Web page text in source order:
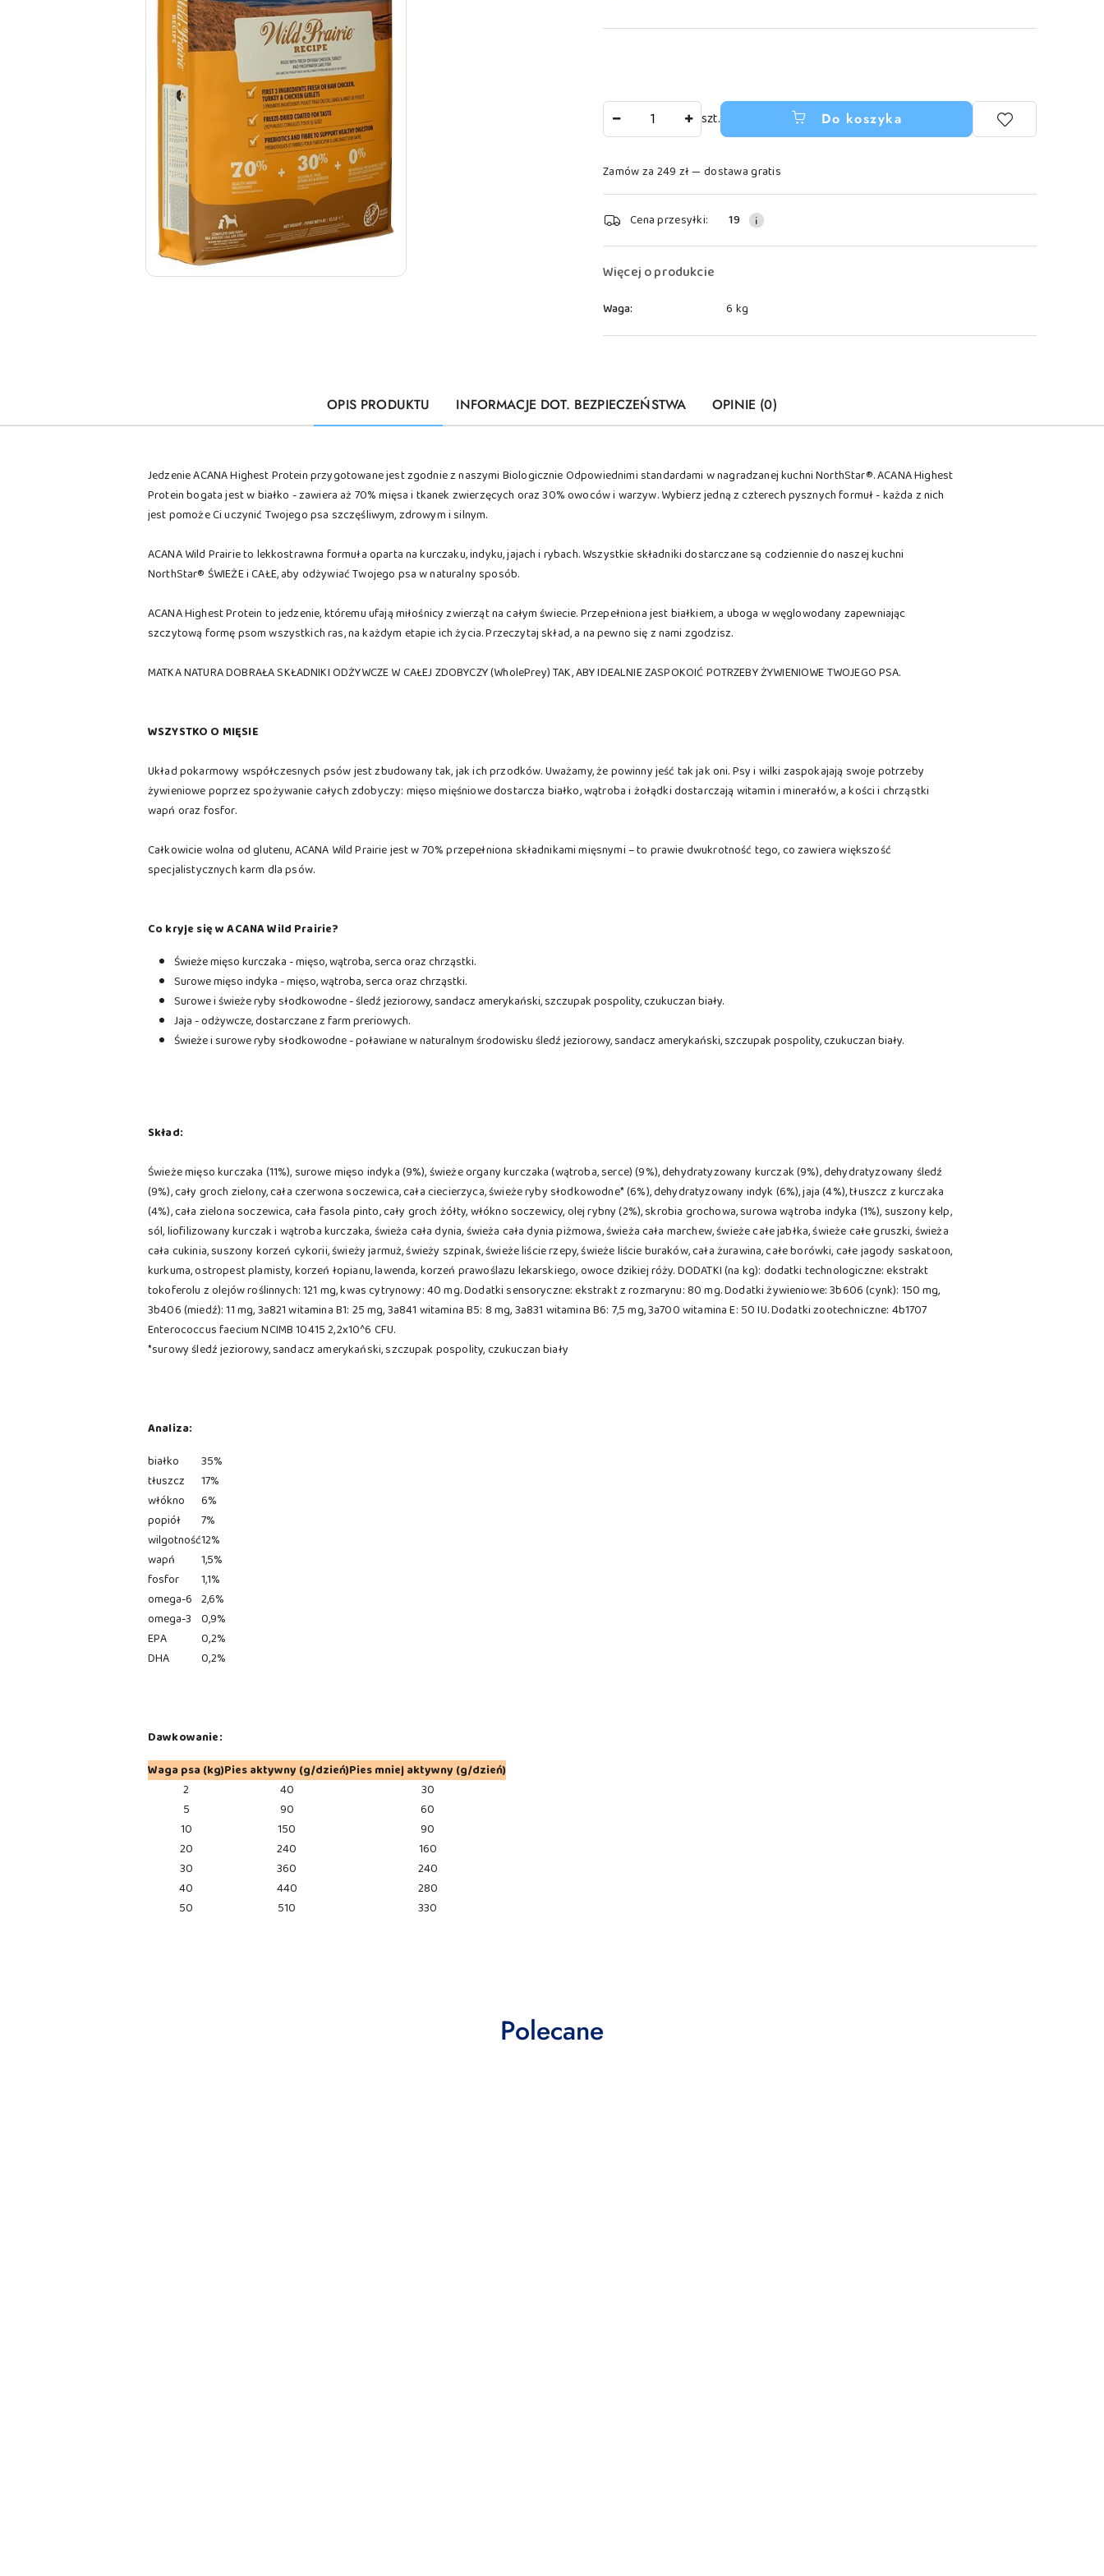
szt. Do koszyka
Zamów za 249 zł — dostawa gratis
Dostępność
i
dostawa
Cena przesyłki: 19
Więcej o produkcie
Waga: 6 kg
OPIS PRODUKTU INFORMACJE DOT. BEZPIECZEŃSTWA OPINIE (0)
Jedzenie ACANA Highest Protein przygotowane jest zgodnie z naszymi Biologicznie Odpowiednimi standardami w nagradzanej kuchni NorthStar®. ACANA Highest
Protein bogata jest w białko - zawiera aż 70% mięsa i tkanek zwierzęcych oraz 30% owoców i warzyw. Wybierz jedną z czterech pysznych formuł - każda z nich
jest pomoże Ci uczynić Twojego psa szczęśliwym, zdrowym i silnym.
ACANA Wild Prairie to lekkostrawna formuła oparta na kurczaku, indyku, jajach i rybach. Wszystkie składniki dostarczane są codziennie do naszej kuchni
NorthStar® ŚWIEŻE i CAŁE, aby odżywiać Twojego psa w naturalny sposób.
ACANA Highest Protein to jedzenie, któremu ufają miłośnicy zwierząt na całym świecie. Przepełniona jest białkiem, a uboga w węglowodany zapewniając
szczytową formę psom wszystkich ras, na każdym etapie ich życia. Przeczytaj skład, a na pewno się z nami zgodzisz.
MATKA NATURA DOBRAŁA SKŁADNIKI ODŻYWCZE W CAŁEJ ZDOBYCZY (WholePrey) TAK, ABY IDEALNIE ZASPOKOIĆ POTRZEBY ŻYWIENIOWE TWOJEGO PSA.
WSZYSTKO O MIĘSIE
Układ pokarmowy współczesnych psów jest zbudowany tak, jak ich przodków. Uważamy, że powinny jeść tak jak oni. Psy i wilki zaspokajają swoje potrzeby
żywieniowe poprzez spożywanie całych zdobyczy: mięso mięśniowe dostarcza białko, wątroba i żołądki dostarczają witamin i minerałów, a kości i chrząstki
wapń oraz fosfor.
Całkowicie wolna od glutenu, ACANA Wild Prairie jest w 70% przepełniona składnikami mięsnymi – to prawie dwukrotność tego, co zawiera większość
specjalistycznych karm dla psów.
Co kryje się w ACANA Wild Prairie?
Świeże mięso kurczaka - mięso, wątroba, serca oraz chrząstki.
Surowe mięso indyka - mięso, wątroba, serca oraz chrząstki.
Surowe i świeże ryby słodkowodne - śledź jeziorowy, sandacz amerykański, szczupak pospolity, czukuczan biały.
Jaja - odżywcze, dostarczane z farm preriowych.
Świeże i surowe ryby słodkowodne - poławiane w naturalnym środowisku śledź jeziorowy, sandacz amerykański, szczupak pospolity, czukuczan biały.
Skład:
Świeże mięso kurczaka (11%), surowe mięso indyka (9%), świeże organy kurczaka (wątroba, serce) (9%), dehydratyzowany kurczak (9%), dehydratyzowany śledź
(9%), cały groch zielony, cała czerwona soczewica, cała ciecierzyca, świeże ryby słodkowodne* (6%), dehydratyzowany indyk (6%), jaja (4%), tłuszcz z kurczaka
(4%), cała zielona soczewica, cała fasola pinto, cały groch żółty, włókno soczewicy, olej rybny (2%), skrobia grochowa, surowa wątroba indyka (1%), suszony kelp,
sól, liofilizowany kurczak i wątroba kurczaka, świeża cała dynia, świeża cała dynia piżmowa, świeża cała marchew, świeże całe jabłka, świeże całe gruszki, świeża
cała cukinia, suszony korzeń cykorii, świeży jarmuż, świeży szpinak, świeże liście rzepy, świeże liście buraków, cała żurawina, całe borówki, całe jagody saskatoon,
kurkuma, ostropest plamisty, korzeń łopianu, lawenda, korzeń prawoślazu lekarskiego, owoce dzikiej róży. DODATKI (na kg): dodatki technologiczne: ekstrakt
tokoferolu z olejów roślinnych: 121 mg, kwas cytrynowy: 40 mg. Dodatki sensoryczne: ekstrakt z rozmarynu: 80 mg. Dodatki żywieniowe: 3b606 (cynk): 150 mg,
3b406 (miedź): 11 mg, 3a821 witamina B1: 25 mg, 3a841 witamina B5: 8 mg, 3a831 witamina B6: 7,5 mg, 3a700 witamina E: 50 IU. Dodatki zootechniczne: 4b1707
Enterococcus faecium NCIMB 10415 2,2x10^6 CFU.
*surowy śledź jeziorowy, sandacz amerykański, szczupak pospolity, czukuczan biały
Analiza:
białko
35%
tłuszcz
17%
włókno
6%
popiół
7%
wilgotność12%
wapń
1,5%
fosfor
1,1%
omega-6 2,6%
omega-3 0,9%
EPA
0,2%
DHA
0,2%
Dawkowanie:
Waga psa (kg)Pies aktywny (g/dzień)Pies mniej aktywny (g/dzień)
2
40
30
5
90
60
10
150
90
20
240
160
30
360
240
40
440
280
50
510 330
Produkty
Polecane